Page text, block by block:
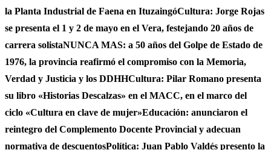
la Planta Industrial de Faena en ItuzaingóCultura: Jorge Rojas
se presenta el 1 y 2 de mayo en el Vera, festejando 20 años de
carrera solistaNUNCA MAS: a 50 años del Golpe de Estado de
1976, la provincia reafirmó el compromiso con la Memoria,
Verdad y Justicia y los DDHHCultura: Pilar Romano presenta
su libro «Historias Descalzas» en el MACC, en el marco del
ciclo «Cultura en clave de mujer»Educación: anunciaron el
reintegro del Complemento Docente Provincial y adecuan
normativa de descuentosPolítica: Juan Pablo Valdés presento la